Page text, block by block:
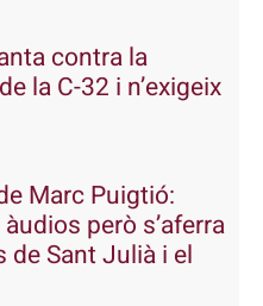
contra la
la C-32 i n’exigeix
Marc Puigtió:
però s’aferra
de Sant Julià i el